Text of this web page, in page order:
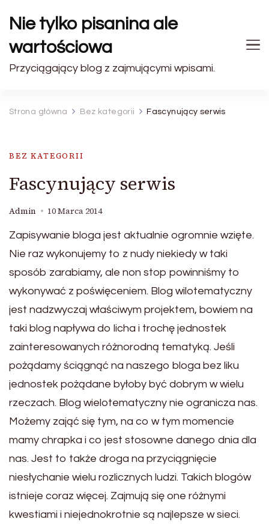
Nie tylko pisanina ale
wartościowa
Przyciągający blog z zajmującymi wpisami.
Strona główna Bez kategorii Fascynujący serwis
BEZ KATEGORII
Fascynujący serwis
Admin 10 Marca 2014
Zapisywanie bloga jest aktualnie ogromnie wzięte.
Nie raz wykonujemy to z nudy niekiedy w taki
sposób zarabiamy, ale non stop powinniśmy to
wykonywać z poświęceniem. Blog wilotematyczny
jest nadzwyczaj właściwym projektem, bowiem na
taki blog napływa do licha i trochę jednostek
zainteresowanych różnorodną tematyką. Jeśli
pożądamy ściągnąć na naszego bloga bez liku
jednostek pożądane byłoby być dobrym w wielu
rzeczach. Blog wielotematyczny nie ogranicza nas.
Możemy zająć się tym, na co w tym momencie
mamy chrapka i co jest stosowne danego dnia dla
nas. Jest to także droga na przyciągnięcie
niesłychanie wielu rozlicznych ludzi. Takich blogów
istnieje coraz więcej. Zajmują się one różnymi
kwestiami i niejednokrotnie są najlepsze w sieci.